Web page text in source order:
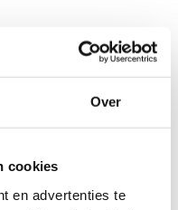
Over
cookies
en advertenties te